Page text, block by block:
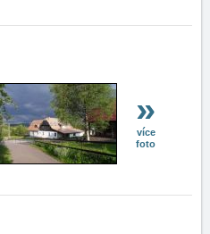
»
více
foto